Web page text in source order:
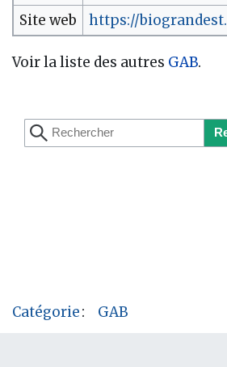
Site web
https://
Voir la liste des autres GAB.
Catégorie: GAB